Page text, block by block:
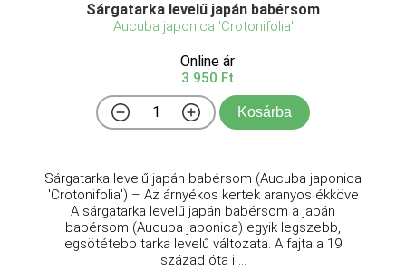
Sárgatarka levelű japán babérsom
Aucuba japonica 'Crotonifolia'
Online ár
3 950 Ft
Kosárba
Sárgatarka levelű japán babérsom (Aucuba japonica
'Crotonifolia') – Az árnyékos kertek aranyos ékköve
A sárgatarka levelű japán babérsom a japán
babérsom (Aucuba japonica) egyik legszebb,
legsötétebb tarka levelű változata. A fajta a 19.
század óta i ...